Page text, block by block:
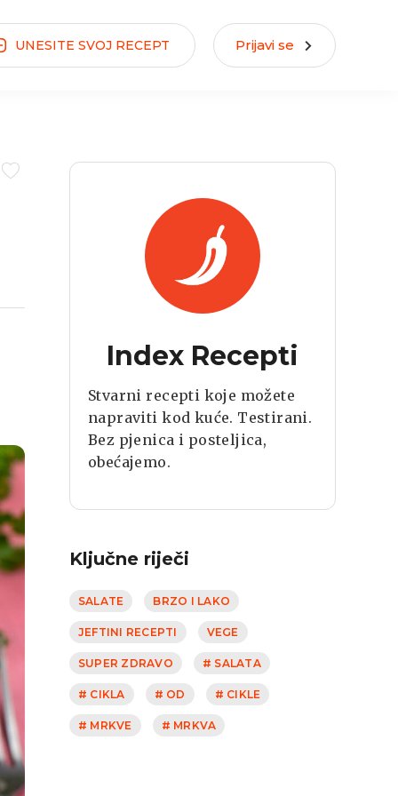
UNESITE SVOJ RECEPT Prijavi se
Index Recepti
Stvarni recepti koje možete
napraviti kod kuće. Testirani.
Bez pjenica i posteljica,
obećajemo.
Ključne riječi
SALATE BRZO I LAKO
JEFTINI RECEPTI VEGE
SUPER ZDRAVO # SALATA
# CIKLA # OD # CIKLE
# MRKVE # MRKVA